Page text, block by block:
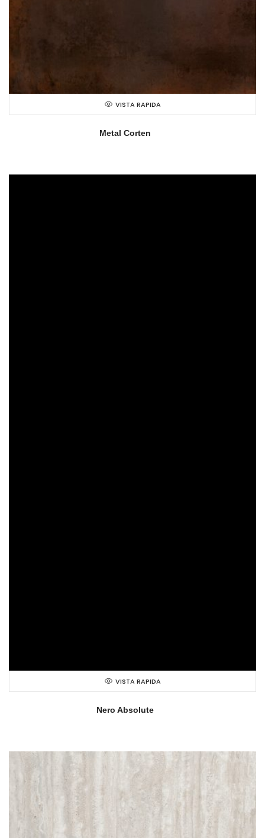
VISTA RAPIDA
Metal Corten
VISTA RAPIDA
Nero Absolute